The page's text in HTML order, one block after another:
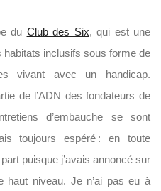
du Club des Six, qui est une
inclusifs sous forme de
vivant avec un handicap.
de l’ADN des fondateurs de
d’embauche se sont
toujours espéré : en toute
puisque j’avais annoncé sur
niveau. Je n’ai pas eu à